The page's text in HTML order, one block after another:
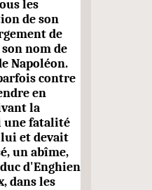
les
de son
de
nom de
Napoléon.
contre
en
la
une fatalité
et devait
un abîme,
d'Enghien
dans les